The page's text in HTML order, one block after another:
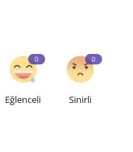
0
Eğlenceli
0
Sinirli